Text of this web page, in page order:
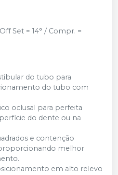
Set = 14° / Compr. =
do tubo para
do tubo com
oclusal para perfeita
do dente ou na
e contenção
melhor
em alto relevo